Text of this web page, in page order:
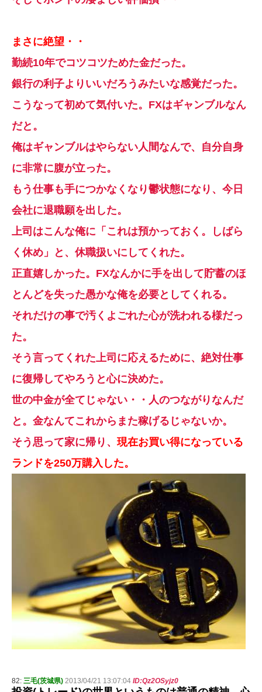
まさに絶望・・
勤続10年でコツコツためた金だった。
銀行の利子よりいいだろうみたいな感覚だった。
こうなって初めて気付いた。FXはギャンブルなん
だと。
俺はギャンブルはやらない人間なんで、自分自身
に非常に腹が立った。
もう仕事も手につかなくなり鬱状態になり、今日
会社に退職願を出した。
上司はこんな俺に「これは預かっておく。しばら
く休め」と、休職扱いにしてくれた。
正直嬉しかった。FXなんかに手を出して貯蓄のほ
とんどを失った愚かな俺を必要としてくれる。
それだけの事で汚くよごれた心が洗われる様だっ
た。
そう言ってくれた上司に応えるために、絶対仕事
に復帰してやろうと心に決めた。
世の中金が全てじゃない・・人のつながりなんだ
と。金なんてこれからまた稼げるじゃないか。
そう思って家に帰り、 現在お買い得になっている
ランドを250万購入した。
82: 三毛(茨城県) 2013/04/21 13:07:04 ID:Qz2OSyjz0